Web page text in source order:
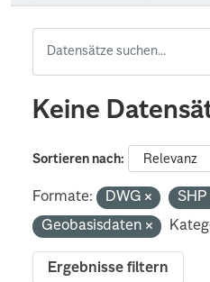
Keine
Sortieren nach
Formate: DWG
Geobasisdaten
Ergebnisse filtern